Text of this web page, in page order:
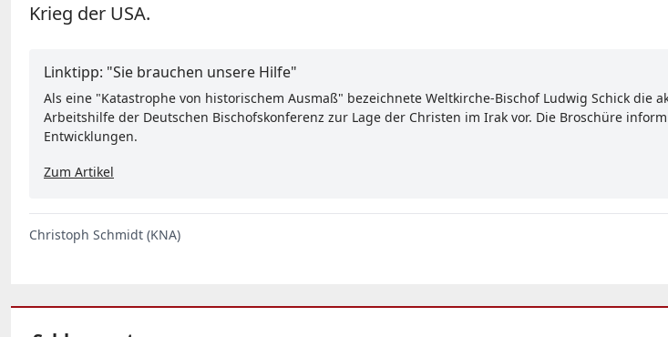
Krieg der USA.
Linktipp: "Sie brauchen unsere Hilfe"
Als eine "Katastrophe von historischem Ausmaß" bezeichnete Weltkirche-Bischof Ludwig Schick
Arbeitshilfe der Deutschen Bischofskonferenz zur Lage der Christen im Irak vor. Die Broschüre
Entwicklungen.
Zum Artikel
Christoph Schmidt (KNA)